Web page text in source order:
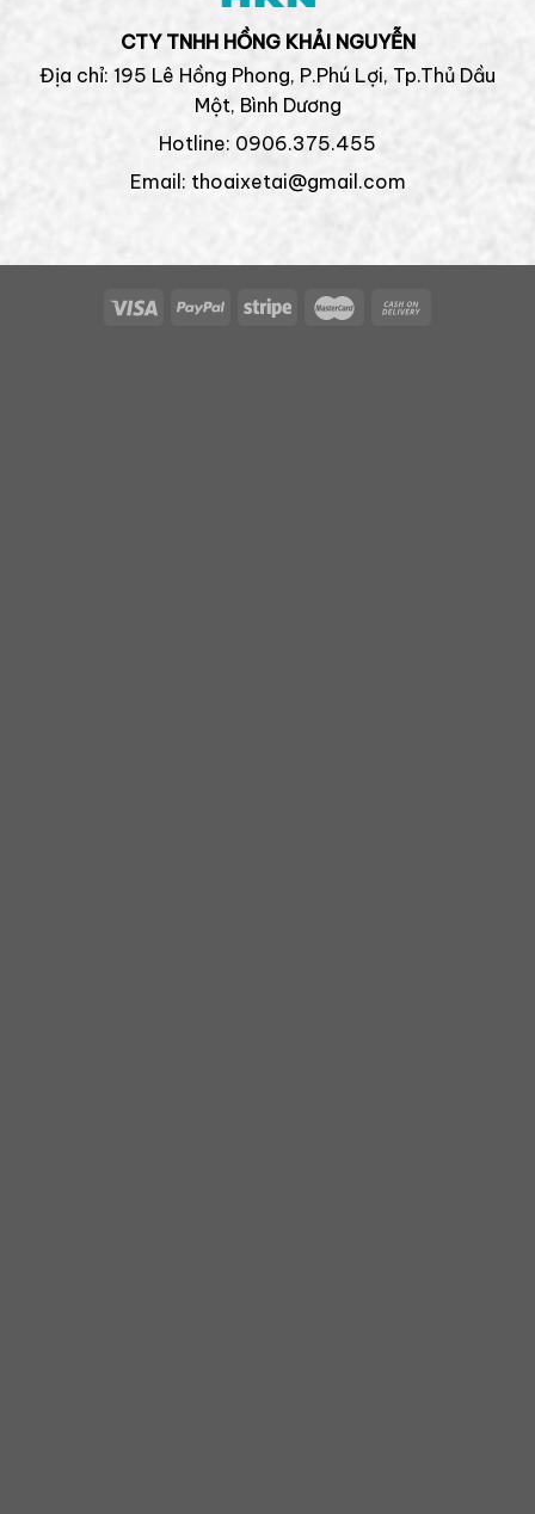
CTY TNHH HỒNG KHẢI NGUYỄN
Địa chỉ: 195 Lê Hồng Phong, P.Phú Lợi, Tp.Thủ Dầu
Một, Bình Dương
Hotline: 0906.375.455
Email: thoaixetai@gmail.com